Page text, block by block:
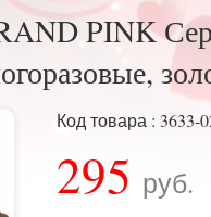
PINK
Код товара : 3633-
295 руб.